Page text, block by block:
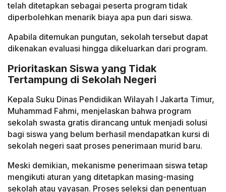
telah ditetapkan sebagai peserta program tidak
diperbolehkan menarik biaya apa pun dari siswa.
Apabila ditemukan pungutan, sekolah tersebut dapat
dikenakan evaluasi hingga dikeluarkan dari program.
Prioritaskan Siswa yang Tidak
Tertampung di Sekolah Negeri
Kepala Suku Dinas Pendidikan Wilayah I Jakarta Timur,
Muhammad Fahmi, menjelaskan bahwa program
sekolah swasta gratis dirancang untuk menjadi solusi
bagi siswa yang belum berhasil mendapatkan kursi di
sekolah negeri saat proses penerimaan murid baru.
Meski demikian, mekanisme penerimaan siswa tetap
mengikuti aturan yang ditetapkan masing-masing
sekolah atau yayasan. Proses seleksi dan penentuan